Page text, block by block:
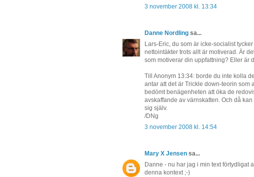
3 november 2008 kl. 13:34
Danne Nordling sa...
Lars-Eric, du som är icke-socialist
nettointäkter trots allt är motiverad. Är
som motiverar din uppfattning? Eller är
Till Anonym 13:34: borde du inte kolla
antar att det är Trickle down-teorin som
bedömt benägenheten att öka de
avskaffande av värnskatten. Och då
sig själv.
/DNg
3 november 2008 kl. 14:54
Mary X Jensen sa...
Danne - nu har jag i min text förtydligat
denna kontext ;-)